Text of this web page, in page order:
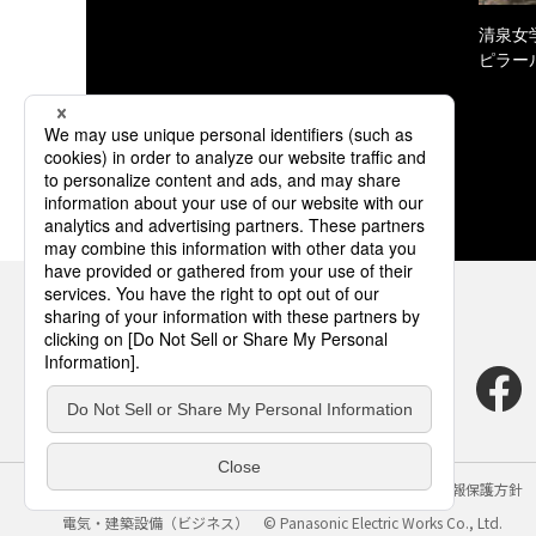
清泉
ピラー
サイトのご利用にあたって クッキーポリシー
個人情報保護方針
電気・建築設備（ビジネス）
© Panasonic Electric Works Co., Ltd.